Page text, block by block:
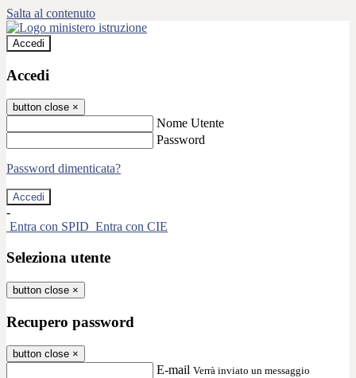
Salta al contenuto
Accedi
Accedi
button close ×
Nome Utente
Password
Password dimenticata?
-
Entra con SPID Entra con CIE
Seleziona utente
button close ×
Recupero password
button close ×
E-mail Verrà inviato un messaggio